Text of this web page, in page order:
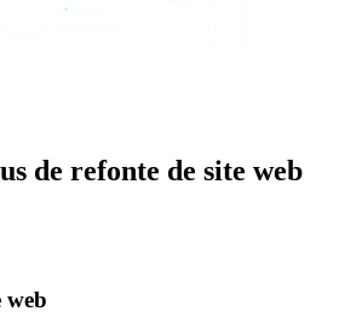
de refonte de site web
web